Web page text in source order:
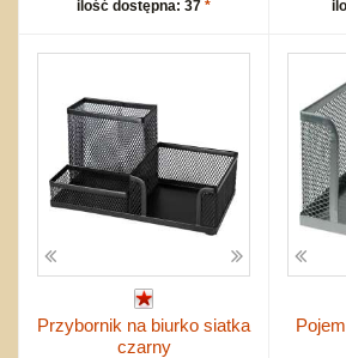
ilość dostępna: 37 *
Przybornik na biurko siatka
czarny